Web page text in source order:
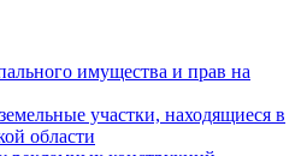
имущества и прав на
участки, находящиеся в
области